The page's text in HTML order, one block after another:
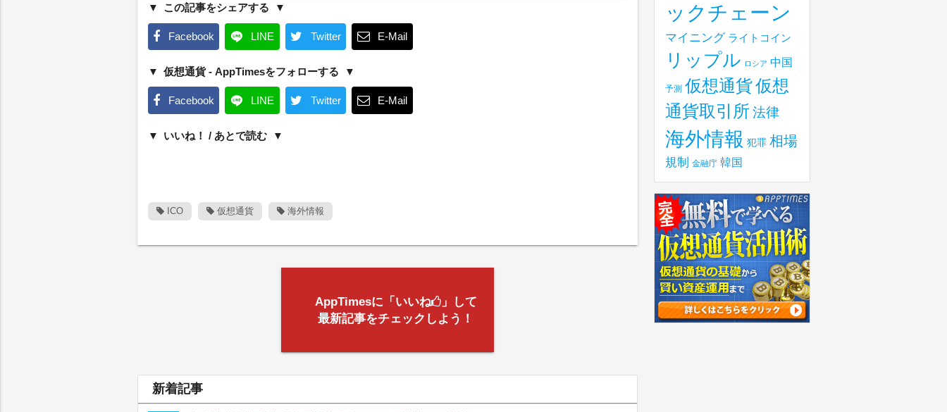
この記事をシェアする
Facebook LINE Twitter E-Mail
仮想通貨 - AppTimesをフォローする
Facebook LINE Twitter E-Mail
いいね！ / あとで読む
ICO 仮想通貨 海外情報
AppTimesに「いいね
」して
最新記事をチェックしよう！
新着記事
ックチェーン
マイニング ライトコイン
リップル ロシア 中国
予測 仮想通貨仮想
通貨取引所 法律
海外情報 犯罪 相場
規制 金融庁 韓国